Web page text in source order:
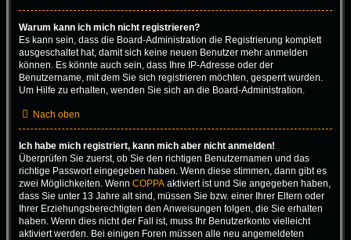
Warum kann ich mich nicht registrieren?
Es kann sein, dass die Board-Administration die Registrierung komplett
ausgeschaltet hat, damit sich keine neuen Benutzer mehr anmelden
können. Es könnte auch sein, dass Ihre IP-Adresse oder der
Benutzername, mit dem Sie sich registrieren möchten, gesperrt wurden.
Um Hilfe zu erhalten, wenden Sie sich an die Board-Administration.
Nach oben
Ich habe mich registriert, kann mich aber nicht anmelden!
Überprüfen Sie zuerst, ob Sie den richtigen Benutzernamen und das
richtige Passwort eingegeben haben. Wenn diese stimmen, dann gibt es
zwei Möglichkeiten. Wenn COPPA aktiviert ist und Sie angegeben haben,
dass Sie unter 13 Jahre alt sind, müssen Sie bzw. einer Ihrer Eltern oder
Ihrer Erziehungsberechtigten den Anweisungen folgen, die Sie erhalten
haben. Wenn dies nicht der Fall ist, muss Ihr Benutzerkonto vielleicht
aktiviert werden. Bei einigen Foren müssen alle neu angemeldeten